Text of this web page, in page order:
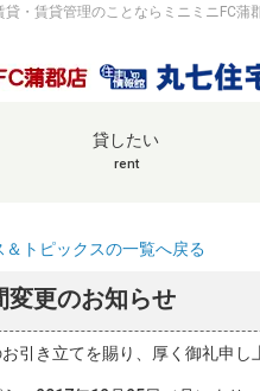
・賃貸管理のことならミニミニFC蒲
貸したい
rent
＆トピックスの一覧へ戻る
変更のお知らせ
引き立てを賜り、厚く御礼申し